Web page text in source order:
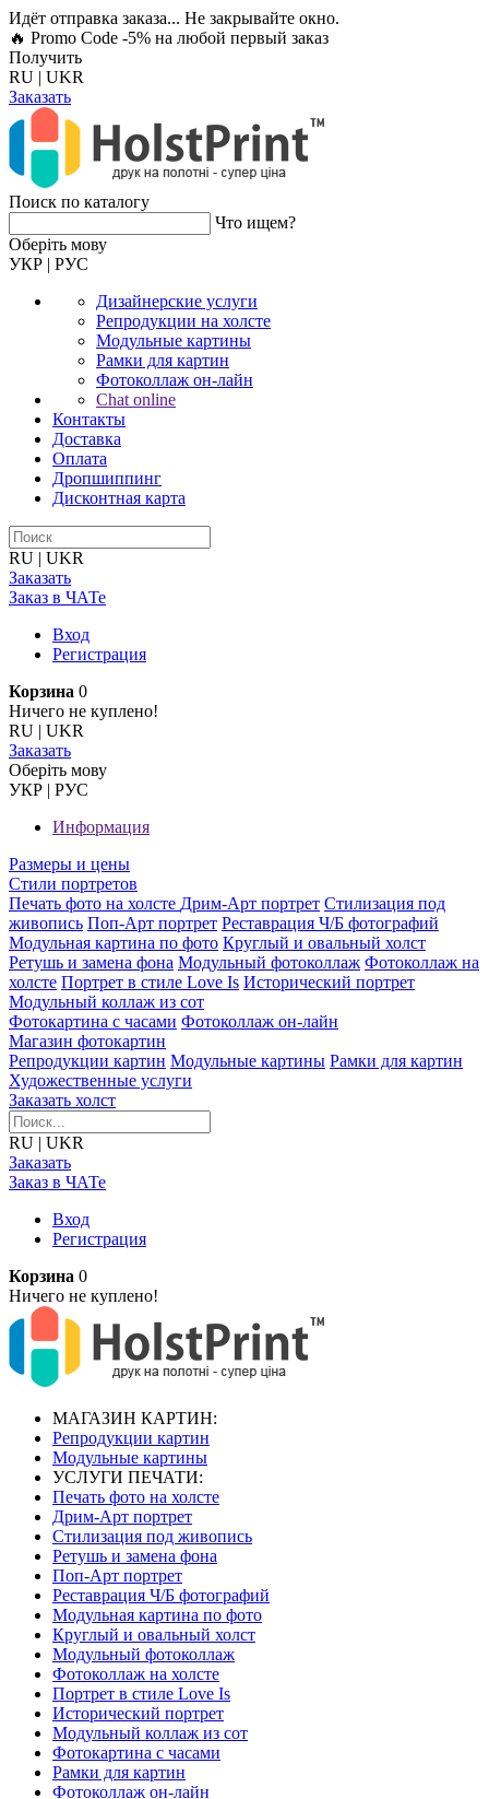
Идёт отправка заказа... Не закрывайте окно.
🔥 Promo Code -5% на любой первый заказ
Получить
RU | UKR
Заказать
Поиск по каталогу
Что ищем?
Оберiть мову
УКР | РУС
Дизайнерские услуги
Репродукции на холсте
Модульные картины
Рамки для картин
Фотоколлаж он-лайн
Chat online
Контакты
Доставка
Оплата
Дропшиппинг
Дисконтная карта
RU | UKR
Заказать
Заказ в ЧАТе
Вход
Регистрация
Корзина 0
Ничего не куплено!
RU | UKR
Заказать
Оберiть мову
УКР | РУС
Информация
Размеры и цены
Стили портретов
Печать фото на холсте Дрим-Арт портрет Стилизация под
живопись Поп-Арт портрет Реставрация Ч/Б фотографий
Модульная картина по фото Круглый и овальный холст
Ретушь и замена фона Модульный фотоколлаж Фотоколлаж на
холсте Портрет в стиле Love Is Исторический портрет
Модульный коллаж из сот
Фотокартина с часами Фотоколлаж он-лайн
Магазин фотокартин
Репродукции картин Модульные картины Рамки для картин
Художественные услуги
Заказать холст
RU | UKR
Заказать
Заказ в ЧАТе
Вход
Регистрация
Корзина 0
Ничего не куплено!
МАГАЗИН КАРТИН:
Репродукции картин
Модульные картины
УСЛУГИ ПЕЧАТИ:
Печать фото на холсте
Дрим-Арт портрет
Стилизация под живопись
Ретушь и замена фона
Поп-Арт портрет
Реставрация Ч/Б фотографий
Модульная картина по фото
Круглый и овальный холст
Модульный фотоколлаж
Фотоколлаж на холсте
Портрет в стиле Love Is
Исторический портрет
Модульный коллаж из сот
Фотокартина с часами
Рамки для картин
Фотоколлаж он-лайн